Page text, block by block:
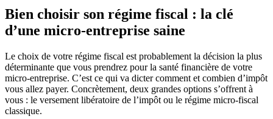
Bien choisir son régime fiscal : la clé
d’une micro-entreprise saine
Le choix de votre régime fiscal est probablement la décision la plus
déterminante que vous prendrez pour la santé financière de votre
micro-entreprise. C’est ce qui va dicter comment et combien d’impôt
vous allez payer. Concrètement, deux grandes options s’offrent à
vous : le versement libératoire de l’impôt ou le régime micro-fiscal
classique.